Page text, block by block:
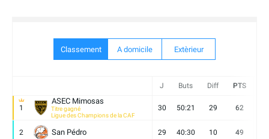
Classement A domicile Extèrieur
J Buts Diff PTS
1
ASEC Mimosas
Titre gagné
Ligue des Champions de la CAF
30 50:21 29 62
2 San Pédro 29 40:30 10 49